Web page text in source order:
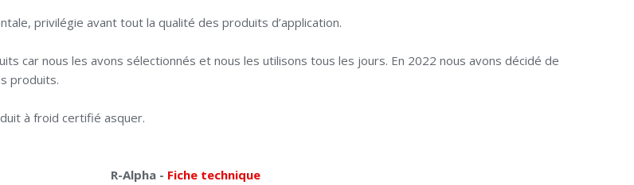
privilégie avant tout la qualité des produits d’application.
car nous les avons sélectionnés et nous les utilisons tous les jours. En 2022 nous avons décidé de
produits.
à froid certifié asquer.
R-Alpha - Fiche technique